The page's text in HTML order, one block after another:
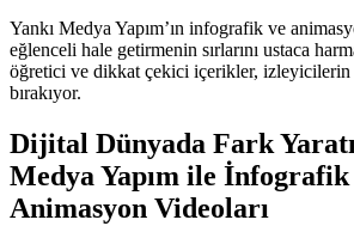
Yankı Medya Yapım’ın infografik ve
eğlenceli hale getirmenin sırlarını ustaca
öğretici ve dikkat çekici içerikler, izleyicilerin
bırakıyor.
Dijital Dünyada Fark
Medya Yapım ile İnfografik
Animasyon Videoları